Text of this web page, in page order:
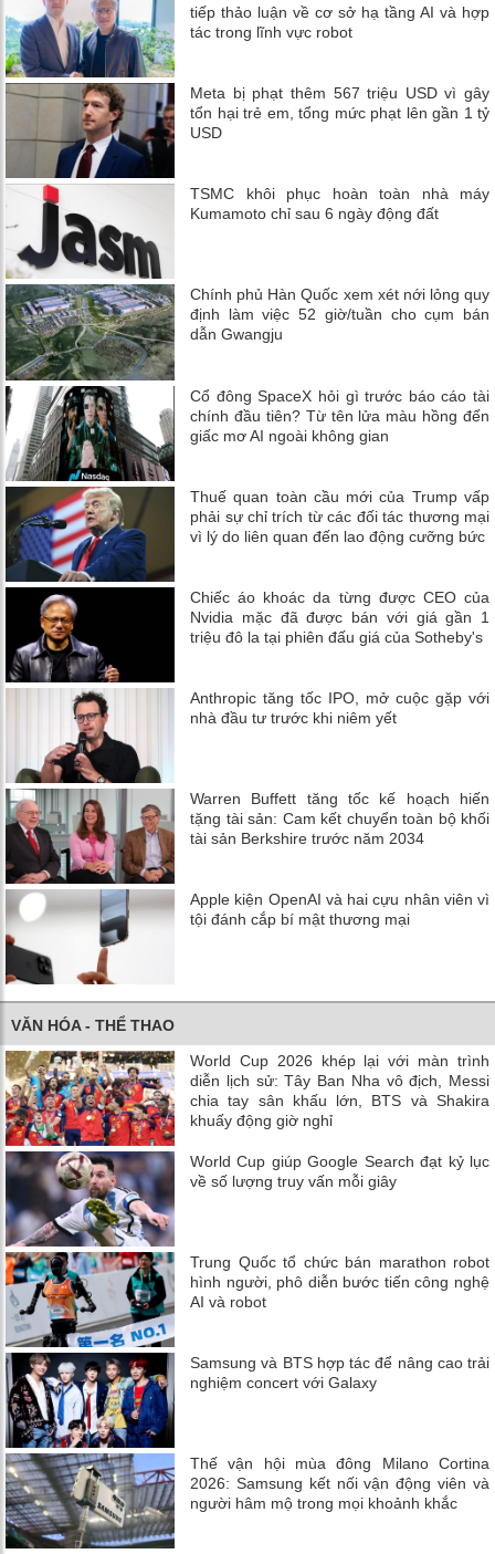
tiếp thảo luận về cơ sở hạ tầng AI và hợp
tác trong lĩnh vực robot
Meta bị phạt thêm 567 triệu USD vì gây
tổn hại trẻ em, tổng mức phạt lên gần 1 tỷ
USD
TSMC khôi phục hoàn toàn nhà máy
Kumamoto chỉ sau 6 ngày động đất
Chính phủ Hàn Quốc xem xét nới lỏng quy
định làm việc 52 giờ/tuần cho cụm bán
dẫn Gwangju
Cổ đông SpaceX hỏi gì trước báo cáo tài
chính đầu tiên? Từ tên lửa màu hồng đến
giấc mơ AI ngoài không gian
Thuế quan toàn cầu mới của Trump vấp
phải sự chỉ trích từ các đối tác thương mại
vì lý do liên quan đến lao động cưỡng bức
Chiếc áo khoác da từng được CEO của
Nvidia mặc đã được bán với giá gần 1
triệu đô la tại phiên đấu giá của Sotheby's
Anthropic tăng tốc IPO, mở cuộc gặp với
nhà đầu tư trước khi niêm yết
Warren Buffett tăng tốc kế hoạch hiến
tặng tài sản: Cam kết chuyển toàn bộ khối
tài sản Berkshire trước năm 2034
Apple kiện OpenAI và hai cựu nhân viên vì
tội đánh cắp bí mật thương mại
VĂN HÓA - THỂ THAO
World Cup 2026 khép lại với màn trình
diễn lịch sử: Tây Ban Nha vô địch, Messi
chia tay sân khấu lớn, BTS và Shakira
khuấy động giờ nghỉ
World Cup giúp Google Search đạt kỷ lục
về số lượng truy vấn mỗi giây
Trung Quốc tổ chức bán marathon robot
hình người, phô diễn bước tiến công nghệ
AI và robot
Samsung và BTS hợp tác để nâng cao trải
nghiệm concert với Galaxy
Thế vận hội mùa đông Milano Cortina
2026: Samsung kết nối vận động viên và
người hâm mộ trong mọi khoảnh khắc